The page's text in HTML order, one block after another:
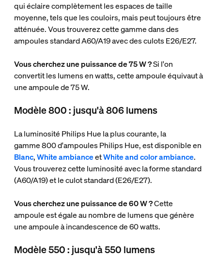
qui éclaire complètement les espaces de taille
moyenne, tels que les couloirs, mais peut toujours être
atténuée. Vous trouverez cette gamme dans des
ampoules standard A60/A19 avec des culots E26/E27.
Vous cherchez une puissance de 75 W ?Si l'on
convertit les lumens en watts, cette ampoule équivaut à
une ampoule de 75 W.
Modèle 800 : jusqu'à 806 lumens
La luminosité Philips Hue la plus courante, la
gamme 800 d'ampoules Philips Hue, est disponible en
Blanc,White ambianceetWhite and color ambiance.
Vous trouverez cette luminosité avec la forme standard
(A60/A19) et le culot standard (E26/E27).
Vous cherchez une puissance de 60 W ?Cette
ampoule est égale au nombre de lumens que génère
une ampoule à incandescence de 60 watts.
Modèle 550 : jusqu'à 550 lumens